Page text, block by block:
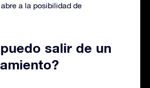
a la posibilidad de
salir de un